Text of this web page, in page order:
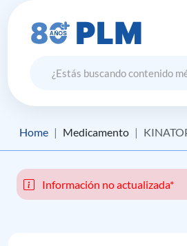
Home Medicamento
Información no actualizada*